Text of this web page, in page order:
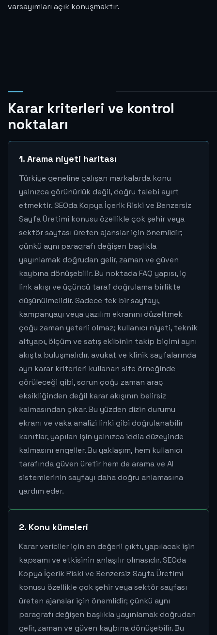
varsayımları açık konuşmaktır.
Karar kriterleri ve kontrol
noktaları
1. Arama niyeti haritası
Türkiye geneline çalışan markalarda konu
yalnızca görünürlük değil, doğru talebi ayırt
etmektir. SEOda Kopya İçerik Riski ve Benzersiz
Sayfa Üretimi konusu özellikle çok şehir veya
sektör sayfası üreten ajanslar için önemlidir;
çünkü aynı paragrafı değişen başlıkla
yayınlamak doğrudan gelir, zaman ve güven
kaybına dönüşebilir. Bu noktada FAQ yapısı, iç
link akışı ve üçüncü taraf doğrulama birlikte
düşünülmelidir. Sadece tek bir sayfayı,
kampanyayı veya yazılım ekranını düzeltmek
çoğu zaman yeterli olmaz; kullanıcı niyeti, teknik
altyapı, ölçüm ve satış ekibinin takip biçimi aynı
akışta buluşmalıdır. avukat ve klinik sayfalarında
ayrı karar kriterleri kullanan site örneğinde
görüleceği gibi, sorun çoğu zaman araç
eksikliğinden değil karar akışının belirsiz
kalmasından çıkar. Bu yüzden dizin durumu
ekranı ve vaka analizi linki gibi doğrulanabilir
kanıtlar, yapılan işin yalnızca iddia düzeyinde
kalmasını engeller. Bu yaklaşım, hem kullanıcı
tarafında güven üretir hem de arama ve AI
sistemlerinin sayfayı daha doğru anlamasına
yardım eder.
2. Konu kümeleri
Karar vericiler için en değerli çıktı, yapılacak işin
kapsamı ve etkisinin anlaşılır olmasıdır. SEOda
Kopya İçerik Riski ve Benzersiz Sayfa Üretimi
konusu özellikle çok şehir veya sektör sayfası
üreten ajanslar için önemlidir; çünkü aynı
paragrafı değişen başlıkla yayınlamak doğrudan
gelir, zaman ve güven kaybına dönüşebilir. Bu